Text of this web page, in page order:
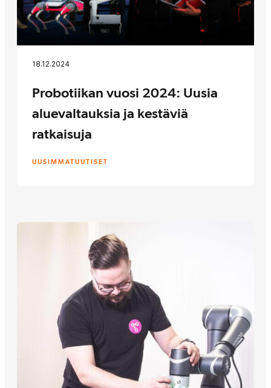
18.12.2024
UUSIMMATUUTISET
Probotiikan vuosi 2024: Uusia
aluevaltauksia ja kestäviä
ratkaisuja